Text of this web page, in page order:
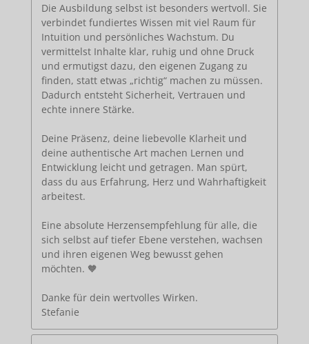
Die Ausbildung selbst ist besonders wertvoll. Sie
verbindet fundiertes Wissen mit viel Raum für
Intuition und persönliches Wachstum. Du
vermittelst Inhalte klar, ruhig und ohne Druck
und ermutigst dazu, den eigenen Zugang zu
finden, statt etwas „richtig“ machen zu müssen.
Dadurch entsteht Sicherheit, Vertrauen und
echte innere Stärke.
Deine Präsenz, deine liebevolle Klarheit und
deine authentische Art machen Lernen und
Entwicklung leicht und getragen. Man spürt,
dass du aus Erfahrung, Herz und Wahrhaftigkeit
arbeitest.
Eine absolute Herzensempfehlung für alle, die
sich selbst auf tiefer Ebene verstehen, wachsen
und ihren eigenen Weg bewusst gehen
möchten. 🧡
Danke für dein wertvolles Wirken.
Stefanie